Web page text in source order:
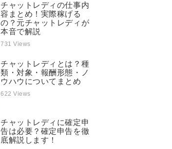
チャットレディの仕事内
容まとめ！実際稼げる
の？元チャットレディが
本音で解説
731 Views
チャットレディとは？種
類・対象・報酬形態・ノ
ウハウについてまとめ
622 Views
チャットレディに確定申
告は必要？確定申告を徹
底解説します！